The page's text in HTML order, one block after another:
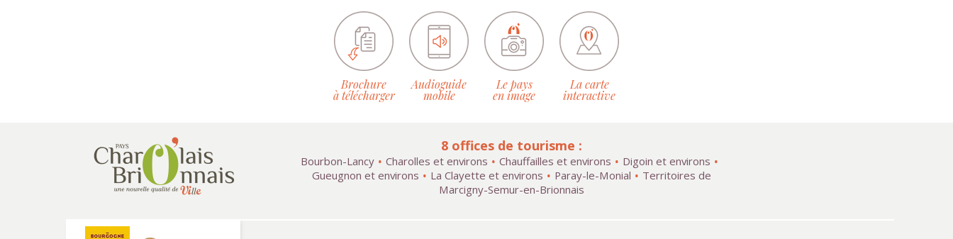
Brochure
à télécharger
Audioguide
mobile
Le pays
en image
La carte
interactive
8 offices de tourisme :
Bourbon-Lancy Charolles et environs Chauffailles et environs
Digoin et environs
Gueugnon et environs
La Clayette et environs Paray-le-Monial
Territoires de
Marcigny-Semur-en-Brionnais